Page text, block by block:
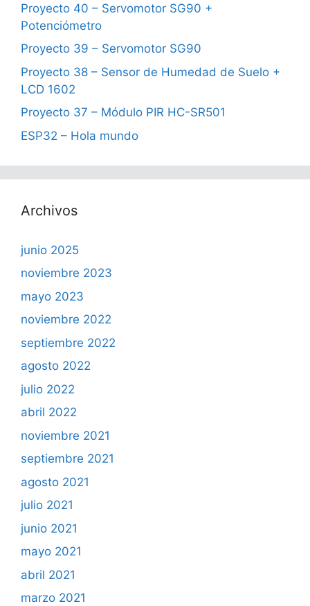
Proyecto 40 – Servomotor SG90 +
Potenciómetro
Proyecto 39 – Servomotor SG90
Proyecto 38 – Sensor de Humedad de Suelo +
LCD 1602
Proyecto 37 – Módulo PIR HC-SR501
ESP32 – Hola mundo
Archivos
junio 2025
noviembre 2023
mayo 2023
noviembre 2022
septiembre 2022
agosto 2022
julio 2022
abril 2022
noviembre 2021
septiembre 2021
agosto 2021
julio 2021
junio 2021
mayo 2021
abril 2021
marzo 2021